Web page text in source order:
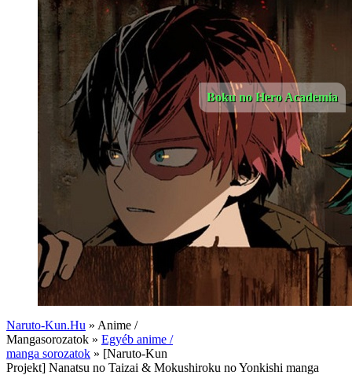
Boku no Hero Academia
Naruto-Kun.Hu » Anime /
Mangasorozatok » Egyéb anime /
manga sorozatok » [Naruto-Kun
Projekt] Nanatsu no Taizai & Mokushiroku no Yonkishi manga